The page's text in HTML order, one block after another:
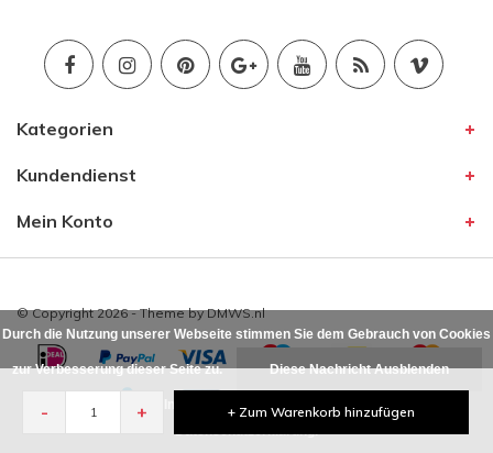
- + + Zum Warenkorb hinzufügen
Kategorien
Kundendienst
Mein Konto
© Copyright 2026 - Theme byDMWS.nl
Durch die Nutzung unserer Webseite stimmen Sie dem Gebrauch von Cookies
zur Verbesserung dieser Seite zu. Diese Nachricht Ausblenden
Für weitere Informationen beachten Sie bitte unsere
Datenschutzerklärung. »